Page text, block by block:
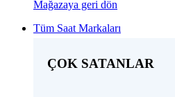
Mağazaya geri dön
Tüm Saat Markaları
ÇOK SATANLAR